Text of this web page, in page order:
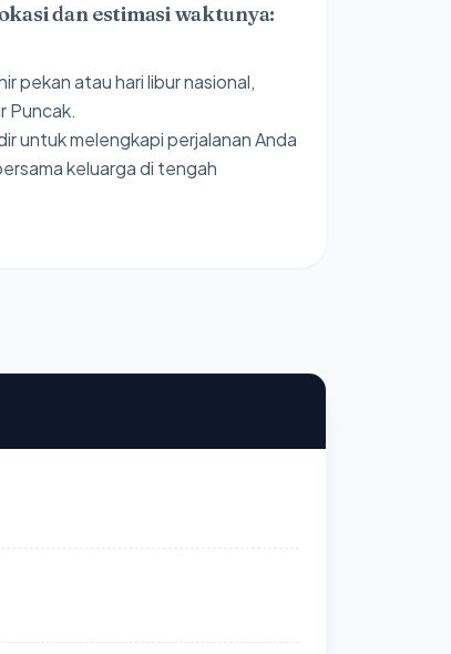
dan estimasi waktunya:
pekan atau hari libur nasional,
Puncak.
untuk melengkapi perjalanan Anda
keluarga di tengah